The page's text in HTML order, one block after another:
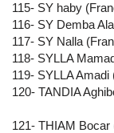
115- SY haby
116- SY Demba
117- SY Nalla
118- SYLLA
119- SYLLA Amadi
120- TANDIA
121- THIAM Bocar